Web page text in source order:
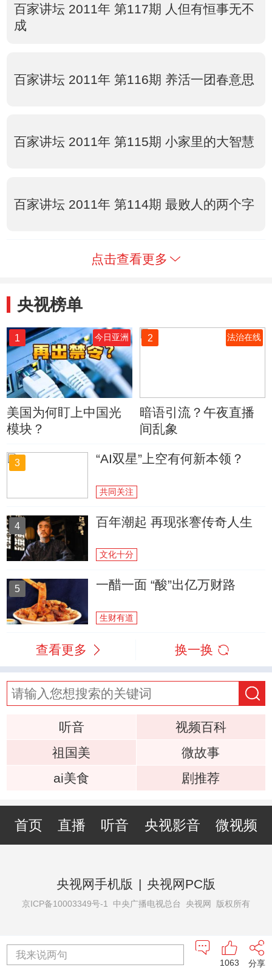
百家讲坛 2011年 第117期 人但有恒事无不
成
百家讲坛 2011年 第116期 养活一团春意思
百家讲坛 2011年 第115期 小家里的大智慧
百家讲坛 2011年 第114期 最败人的两个字
点击查看更多
央视榜单
1 今日亚洲
美国为何盯上中国光
模块？
2 法治在线
暗语引流？午夜直播
间乱象
3 “AI双星”上空有何新本领？
共同关注
4 百年潮起 再现张謇传奇人生
文化十分
5 一醋一面 “酸”出亿万财路
生财有道
查看更多 换一换
听音
视频百科
祖国美
微故事
ai美食
剧推荐
首页 直播 听音 央视影音 微视频
央视网手机版 | 央视网PC版
京ICP备10003349号-1 中央广播电视总台 央视网 版权所有
我来说两句
分享
1063